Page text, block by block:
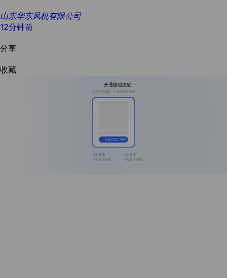
山东华东风机有限公司
12分钟前
分享
收藏
开通微信提醒
消息实时提醒，不错过重要通知
长按识别二维码
实时提醒
消息及时通知
实时提醒
消息及时通知